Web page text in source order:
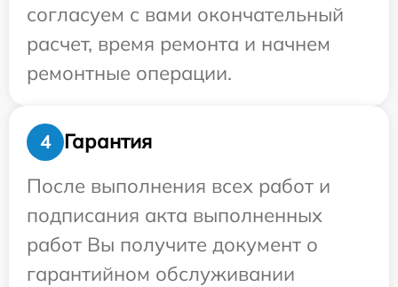
согласуем с вами окончательный
расчет, время ремонта и начнем
ремонтные операции.
4
Гарантия
После выполнения всех работ и
подписания акта выполненных
работ Вы получите документ о
гарантийном обслуживании